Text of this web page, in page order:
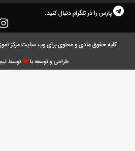
پارس را در تلگرام دنبال کنید.
کلیه حقوق مادی و معنوی برای وب سایت مرکز
طراحی و توسعه با توسط تیم IT در پارس